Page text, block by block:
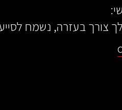
צורך בעזרה, נשמח